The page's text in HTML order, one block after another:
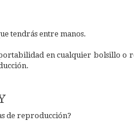
tendrás entre manos.
en cualquier bolsillo o
de reproducción?